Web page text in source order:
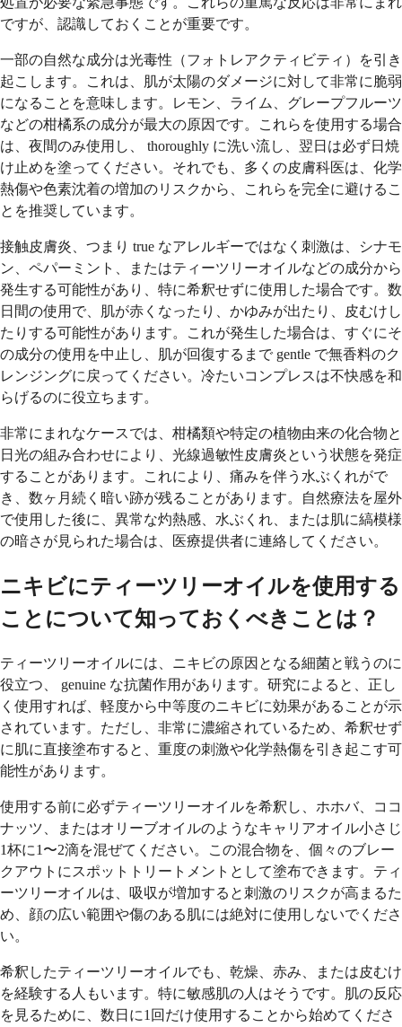
ですが、認識しておくことが重要です。
一部の自然な成分は光毒性（フォトレアクティビティ）を引き
起こします。これは、肌が太陽のダメージに対して非常に脆弱
になることを意味します。レモン、ライム、グレープフルーツ
などの柑橘系の成分が最大の原因です。これらを使用する場合
は、夜間のみ使用し、 thoroughly に洗い流し、翌日は必ず日焼
け止めを塗ってください。それでも、多くの皮膚科医は、化学
熱傷や色素沈着の増加のリスクから、これらを完全に避けるこ
とを推奨しています。
接触皮膚炎、つまり true なアレルギーではなく刺激は、シナモ
ン、ペパーミント、またはティーツリーオイルなどの成分から
発生する可能性があり、特に希釈せずに使用した場合です。数
日間の使用で、肌が赤くなったり、かゆみが出たり、皮むけし
たりする可能性があります。これが発生した場合は、すぐにそ
の成分の使用を中止し、肌が回復するまで gentle で無香料のク
レンジングに戻ってください。冷たいコンプレスは不快感を和
らげるのに役立ちます。
非常にまれなケースでは、柑橘類や特定の植物由来の化合物と
日光の組み合わせにより、光線過敏性皮膚炎という状態を発症
することがあります。これにより、痛みを伴う水ぶくれがで
き、数ヶ月続く暗い跡が残ることがあります。自然療法を屋外
で使用した後に、異常な灼熱感、水ぶくれ、または肌に縞模様
の暗さが見られた場合は、医療提供者に連絡してください。
ニキビにティーツリーオイルを使用する
ことについて知っておくべきことは？
ティーツリーオイルには、ニキビの原因となる細菌と戦うのに
役立つ、 genuine な抗菌作用があります。研究によると、正し
く使用すれば、軽度から中等度のニキビに効果があることが示
されています。ただし、非常に濃縮されているため、希釈せず
に肌に直接塗布すると、重度の刺激や化学熱傷を引き起こす可
能性があります。
使用する前に必ずティーツリーオイルを希釈し、ホホバ、ココ
ナッツ、またはオリーブオイルのようなキャリアオイル小さじ
1杯に1〜2滴を混ぜてください。この混合物を、個々のブレー
クアウトにスポットトリートメントとして塗布できます。ティ
ーツリーオイルは、吸収が増加すると刺激のリスクが高まるた
め、顔の広い範囲や傷のある肌には絶対に使用しないでくださ
い。
希釈したティーツリーオイルでも、乾燥、赤み、または皮むけ
を経験する人もいます。特に敏感肌の人はそうです。肌の反応
を見るために、数日に1回だけ使用することから始めてくださ